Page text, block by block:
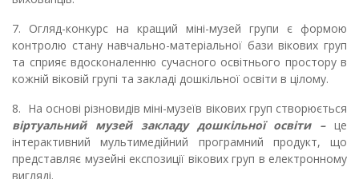
7.
Огляд-конкурс на кращий міні-музей групи є формою
контролю стану навчально-матеріальної бази вікових груп
та сприяє вдосконаленню сучасного освітнього простору в
кожній віковій групі та закладі дошкільної освіти в цілому.
8. На основі різновидів міні-музеїв вікових груп створюється
віртуальний музей закладу дошкільної освіти – це
інтерактивний мультимедійний програмний продукт, що
представляє музейні експозиції вікових груп в електронному
вигляді.